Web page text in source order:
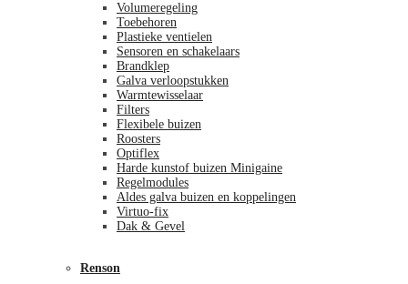
Volumeregeling
Toebehoren
Plastieke ventielen
Sensoren en schakelaars
Brandklep
Galva verloopstukken
Warmtewisselaar
Filters
Flexibele buizen
Roosters
Optiflex
Harde kunstof buizen Minigaine
Regelmodules
Aldes galva buizen en koppelingen
Virtuo-fix
Dak & Gevel
Renson